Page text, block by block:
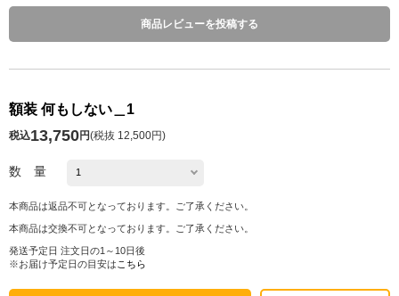
商品レビューを投稿する
額装 何もしない＿1
税込13,750円(税抜 12,500円)
数 量
本商品は返品不可となっております。ご了承ください。
本商品は交換不可となっております。ご了承ください。
発送予定日 注文日の1～10日後
※お届け予定日の目安は こちら